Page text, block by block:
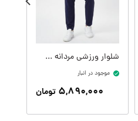
شلوار ورزشی مردانه کدM09407-400
موجود در انبار
۵,۸۹۰,۰۰۰ تومان